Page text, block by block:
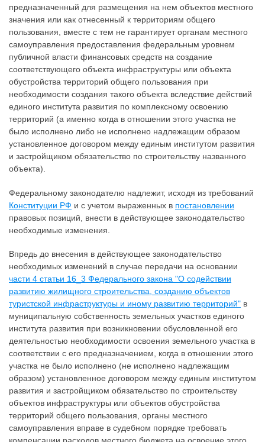
предназначенный для размещения на нем объектов местного
значения или как отнесенный к территориям общего
пользования, вместе с тем не гарантирует органам местного
самоуправления предоставления федеральным уровнем
публичной власти финансовых средств на создание
соответствующего объекта инфраструктуры или объекта
обустройства территорий общего пользования при
необходимости создания такого объекта вследствие действий
единого института развития по комплексному освоению
территорий (а именно когда в отношении этого участка не
было исполнено либо не исполнено надлежащим образом
установленное договором между единым институтом развития
и застройщиком обязательство по строительству названного
объекта).
Федеральному законодателю надлежит, исходя из требований
Конституции РФ и с учетом выраженных в постановлении
правовых позиций, внести в действующее законодательство
необходимые изменения.
Впредь до внесения в действующее законодательство
необходимых изменений в случае передачи на основании
части 4 статьи 16_3 Федерального закона "О содействии
развитию жилищного строительства, созданию объектов
туристской инфраструктуры и иному развитию территорий" в
муниципальную собственность земельных участков единого
института развития при возникновении обусловленной его
деятельностью необходимости освоения земельного участка в
соответствии с его предназначением, когда в отношении этого
участка не было исполнено (не исполнено надлежащим
образом) установленное договором между единым институтом
развития и застройщиком обязательство по строительству
объектов инфраструктуры или объектов обустройства
территорий общего пользования, органы местного
самоуправления вправе в судебном порядке требовать